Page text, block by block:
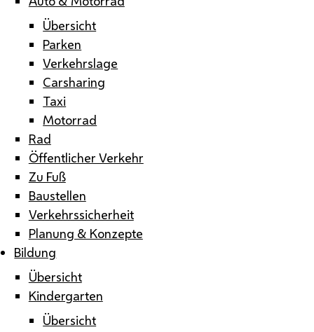
Übersicht
Parken
Verkehrslage
Carsharing
Taxi
Motorrad
Rad
Öffentlicher Verkehr
Zu Fuß
Baustellen
Verkehrssicherheit
Planung & Konzepte
Bildung
Übersicht
Kindergarten
Übersicht